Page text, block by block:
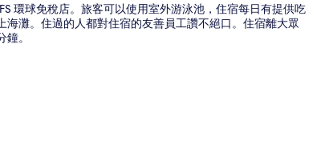
環球免稅店。旅客可以使用室外游泳池，住宿每日有提供吃
灘。住過的人都對住宿的友善員工讚不絕口。住宿離大眾
。